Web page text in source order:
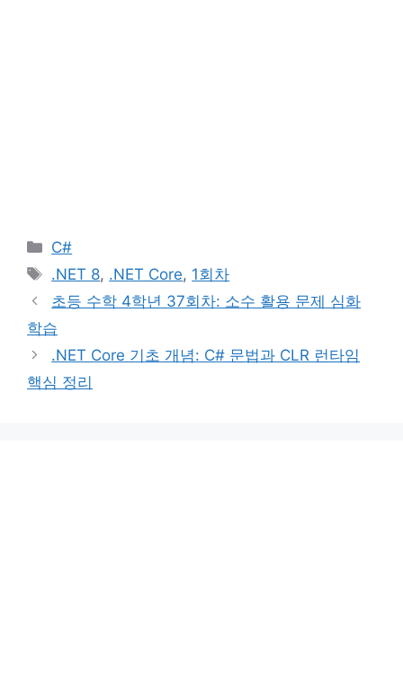
카
테
리
C#
태
그
.NET 8, .NET Core, 1회차
초등 수학 4학년 37회차: 소수 활용 문제 심화
학습
.NET Core 기초 개념: C# 문법과 CLR 런타임
핵심 정리